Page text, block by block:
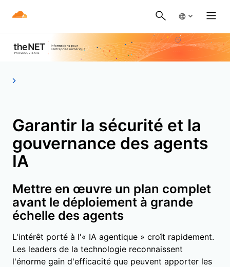
Garantir la sécurité et la
gouvernance des agents
IA
Mettre en œuvre un plan complet
avant le déploiement à grande
échelle des agents
L'intérêt porté à l'« IA agentique » croît rapidement.
Les leaders de la technologie reconnaissent
l'énorme gain d'efficacité que peuvent apporter les